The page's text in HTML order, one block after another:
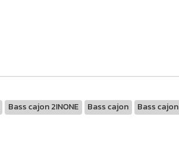
Bass cajon 2INONE Bass cajon Bass cajon